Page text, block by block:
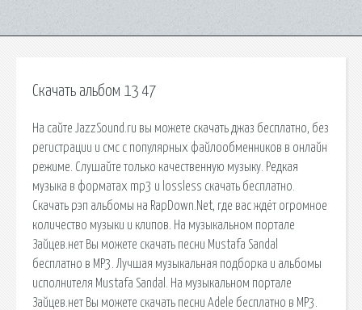
Скачать альбом 13 47
На сайте JazzSound.ru вы можете скачать джаз бесплатно, без
регистрации и смс с популярных файлообменников в онлайн
режиме. Слушайте только качественную музыку. Редкая
музыка в форматах mp3 и lossless скачать бесплатно.
Скачать рэп альбомы на RapDown.Net, где вас ждёт огромное
количество музыки и клипов. На музыкальном портале
Зайцев.нет Вы можете скачать песни Mustafa Sandal
бесплатно в MP3. Лучшая музыкальная подборка и альбомы
исполнителя Mustafa Sandal. На музыкальном портале
Зайцев.нет Вы можете скачать песни Adele бесплатно в MP3.